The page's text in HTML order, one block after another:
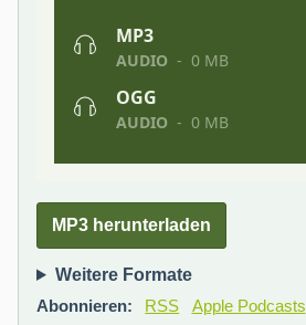
MP3 herunterladen
Weitere Formate
Abonnieren:
RSS Apple Podcasts